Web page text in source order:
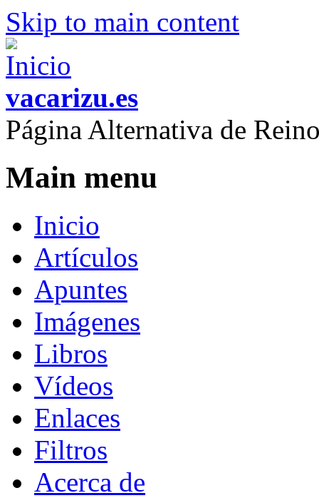
Skip to main content
vacarizu.es
Página Alternativa de
Main menu
Inicio
Artículos
Apuntes
Imágenes
Libros
Vídeos
Enlaces
Filtros
Acerca de